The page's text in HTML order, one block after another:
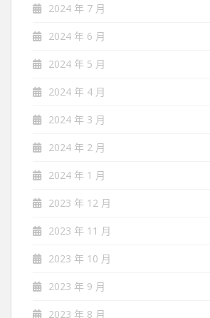
2024 年 7 月
2024 年 6 月
2024 年 5 月
2024 年 4 月
2024 年 3 月
2024 年 2 月
2024 年 1 月
2023 年 12 月
2023 年 11 月
2023 年 10 月
2023 年 9 月
2023 年 8 月